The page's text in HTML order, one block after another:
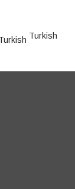
Turkish